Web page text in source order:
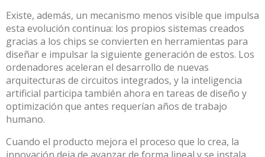
Existe, además, un mecanismo menos visible que impulsa
esta evolución continua: los propios sistemas creados
gracias a los chips se convierten en herramientas para
diseñar e impulsar la siguiente generación de estos. Los
ordenadores aceleran el desarrollo de nuevas
arquitecturas de circuitos integrados, y la inteligencia
artificial participa también ahora en tareas de diseño y
optimización que antes requerían años de trabajo
humano.
Cuando el producto mejora el proceso que lo crea, la